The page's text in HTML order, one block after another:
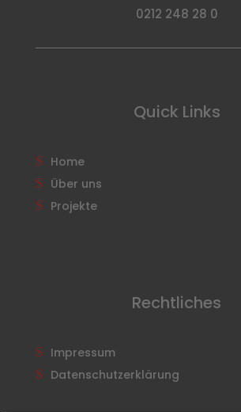
0212 248 28 0
Quick Links
Home
Über uns
Projekte
Rechtliches
Impressum
Datenschutzerklärung